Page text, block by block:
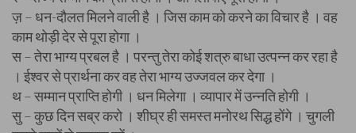
ज़ – धन-दौलत मिलने वाली है । जिस काम को करने का विचार है । वह
काम थोड़ी देर से पूरा होगा ।
स – तेरा भाग्य प्रबल है । परन्तु तेरा कोई शत्रु बाधा उत्पन्न कर रहा है
। ईश्वर से प्रार्थना कर वह तेरा भाग्य उज्जवल कर देगा ।
थ – सम्मान प्राप्ति होगी । धन मिलेगा । व्यापार में उन्नति होगी ।
सु – कुछ दिन सब्र करो । शीघ्र ही समस्त मनोरथ सिद्ध होंगे । चुगली